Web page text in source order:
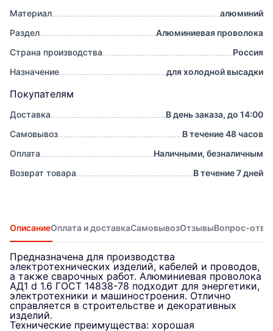
Материал
алюминий
Раздел
Алюминиевая проволока
Страна производства
Россия
Назначение
для холодной высадки
Покупателям
Доставка
В день заказа, до 14:00
Самовывоз
В течение 48 часов
Оплата
Наличными, безналичным
Возврат товара
В течение 7 дней
ОписаниеОплата и доставкаСамовывозОтзывыВопрос-
Предназначена для производства
электротехнических изделий, кабелей и проводов,
а также сварочных работ. Алюминиевая проволока
АД1 d 1.6 ГОСТ 14838-78 подходит для энергетики,
электротехники и машиностроения. Отлично
справляется в строительстве и декоративных
изделий.
Технические преимущества: хорошая